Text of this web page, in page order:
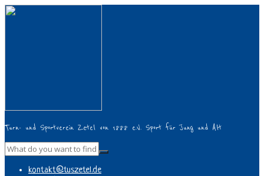
Turn- und Sportverein Zetel von 1888 e.V. Sport für Jung und Alt
kontakt@tuszetel.de